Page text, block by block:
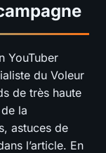
YouTuber
du Voleur
de très haute
la
astuces de
l’article. En